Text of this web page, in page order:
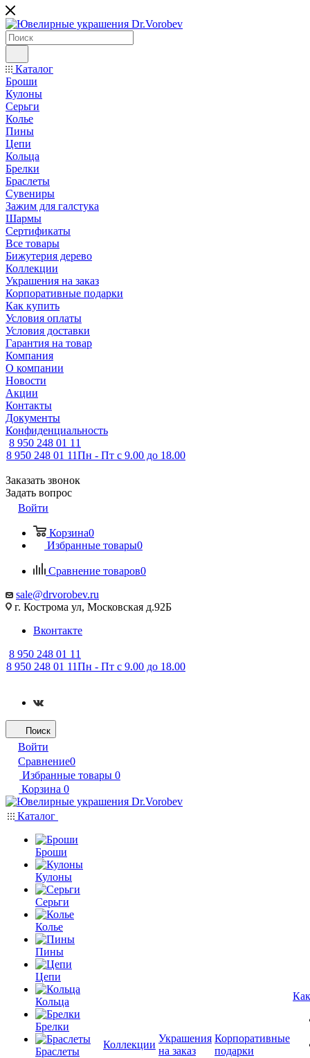
Каталог
Броши
Кулоны
Серьги
Колье
Пины
Цепи
Кольца
Брелки
Браслеты
Сувениры
Зажим для галстука
Шармы
Сертификаты
Все товары
Бижутерия дерево
Коллекции
Украшения на заказ
Корпоративные подарки
Как купить
Условия оплаты
Условия доставки
Гарантия на товар
Компания
О компании
Новости
Акции
Контакты
Документы
Конфиденциальность
8 950 248 01 11
8 950 248 01 11Пн - Пт с 9.00 до 18.00
Заказать звонок
Задать вопрос
Войти
Корзина0
Избранные товары0
Сравнение товаров0
sale@drvorobev.ru
г. Кострома ул, Московская д.92Б
Вконтакте
8 950 248 01 11
8 950 248 01 11Пн - Пт с 9.00 до 18.00
Поиск
Войти
Сравнение0
Избранные товары 0
Корзина 0
Каталог
Броши
Кулоны
Серьги
Колье
Пины
Цепи
Кольца
Брелки
Браслеты
Коллекции
Украшения
на заказ
Корпоративные
подарки